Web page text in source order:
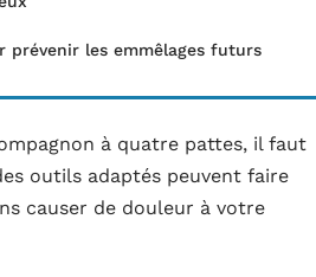
prévenir les emmêlages futurs
à quatre pattes, il faut
outils adaptés peuvent faire
causer de douleur à votre